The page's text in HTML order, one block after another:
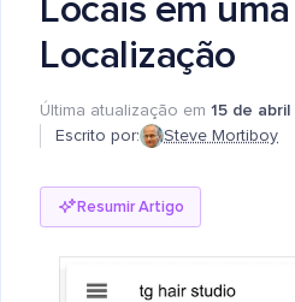
Locais em
Localização
Última atualização em 15 de
Escrito por:
Steve Mortiboy
Resumir Artigo